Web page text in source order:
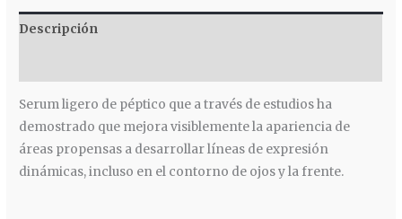
Descripción
Serum ligero de péptico que a través de estudios ha
demostrado que mejora visiblemente la apariencia de
áreas propensas a desarrollar líneas de expresión
dinámicas, incluso en el contorno de ojos y la frente.